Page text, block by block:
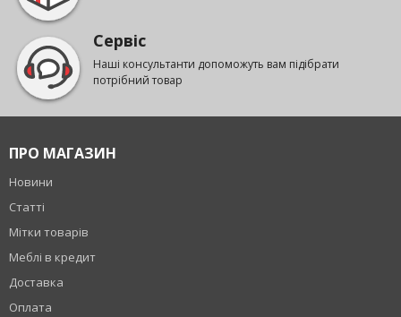
Сервіс
Наші консультанти допоможуть вам підібрати
потрібний товар
ПРО МАГАЗИН
Новини
Статті
Мітки товарів
Меблі в кредит
Доставка
Оплата